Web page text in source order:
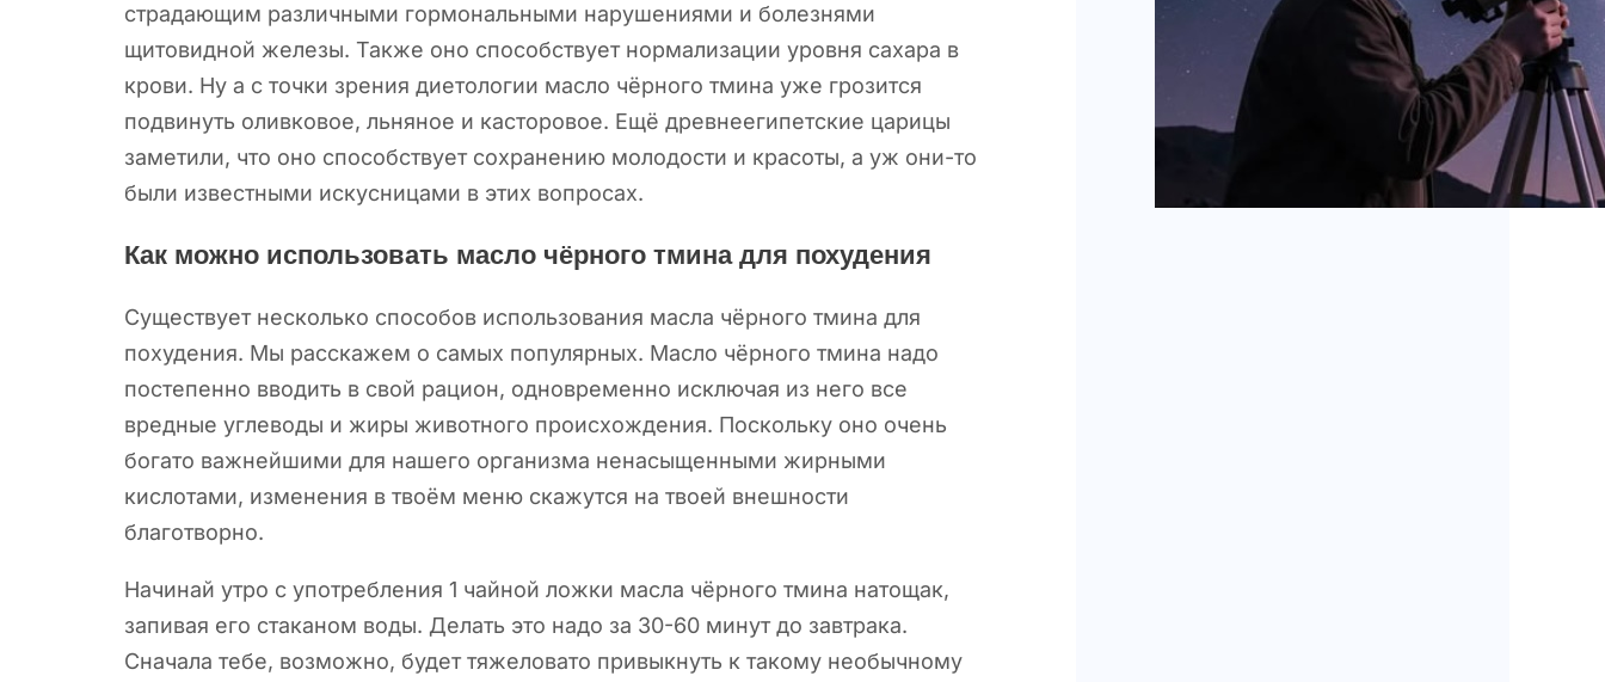
страдающим различными гормональными нарушениями и болезнями
щитовидной железы. Также оно способствует нормализации уровня сахара в
крови. Ну а с точки зрения диетологии масло чёрного тмина уже грозится
подвинуть оливковое, льняное и касторовое. Ещё древнеегипетские царицы
заметили, что оно способствует сохранению молодости и красоты, а уж они-то
были известными искусницами в этих вопросах.
Как можно использовать масло чёрного тмина для похудения
Существует несколько способов использования масла чёрного тмина для
похудения. Мы расскажем о самых популярных. Масло чёрного тмина надо
постепенно вводить в свой рацион, одновременно исключая из него все
вредные углеводы и жиры животного происхождения. Поскольку оно очень
богато важнейшими для нашего организма ненасыщенными жирными
кислотами, изменения в твоём меню скажутся на твоей внешности
благотворно.
Начинай утро с употребления 1 чайной ложки масла чёрного тмина натощак,
запивая его стаканом воды. Делать это надо за 30-60 минут до завтрака.
Сначала тебе, возможно, будет тяжеловато привыкнуть к такому необычному